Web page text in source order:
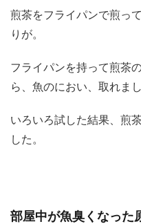
煎茶をフライパンで煎っ
りが。
フライパンを持って煎茶
ら、魚のにおい、取れま
いろいろ試した結果、煎
した。
部屋中が魚臭くなった